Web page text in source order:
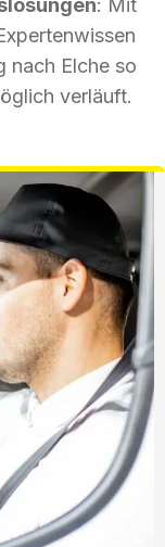
: Mit
nach Elche so
verläuft.